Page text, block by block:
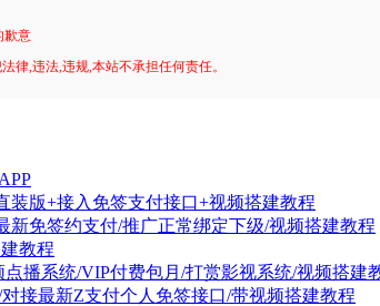
歉意
律,违法,违规,本站不承担任何责任。
装版+接入免签支付接口+视频搭建教程
新免签约支付/推广正常绑定下级/视频搭建教程
教程
播系统/VIP付费包月/打赏影视系统/视频搭建
接最新Z支付个人免签接口/带视频搭建教程